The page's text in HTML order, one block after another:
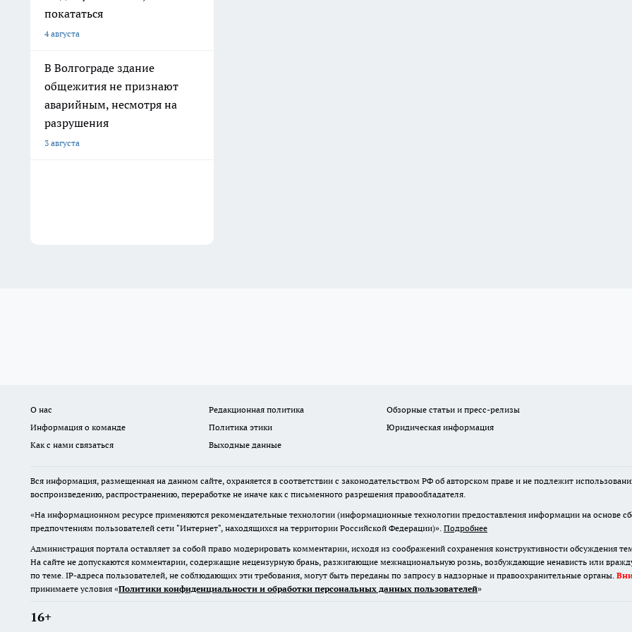
покататься
4 августа
В Волгограде здание
общежития не признают
аварийным, несмотря на
разрушения
3 августа
О нас Редакционная политика
Обзорные статьи и пресс-релизы
Информация о команде
Политика этики
Юридическая информация
Как с нами связаться
Выходные данные
Вся информация, размещенная на данном сайте, охраняется в соответствии с законодательством РФ об авторском праве и не подлежит
воспроизведению, распространению, переработке не иначе как с письменного разрешения правообладателя.
«На информационном ресурсе применяются рекомендательные технологии (информационные технологии предоставления информации на основе
предпочтениям пользователей сети "Интернет", находящихся на территории Российской Федерации)». Подробнее
Администрация портала оставляет за собой право модерировать комментарии, исходя из соображений сохранения конструктивности обсуждения
На сайте не допускаются комментарии, содержащие нецензурную брань, разжигающие межнациональную рознь, возбуждающие ненависть или
по теме. IP-адреса пользователей, не соблюдающих эти требования, могут быть переданы по запросу в надзорные и правоохранительные органы.
принимаете условия «Политики конфиденциальности и обработки персональных данных пользователей»
16+